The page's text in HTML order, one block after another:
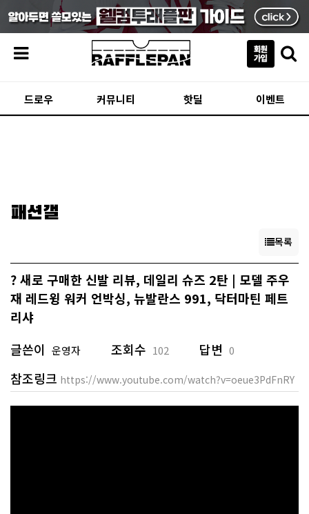
드로우 커뮤니티 핫딜 이벤트
패션갤
목록
? 새로 구매한 신발 리뷰, 데일리 슈즈 2탄 | 모델 주우
재 레드윙 워커 언박싱, 뉴발란스 991, 닥터마틴 페트
리샤
글쓴이 운영자 조회수 102 답변 0
참조링크 https://www.youtube.com/watch?v=oeue3PdFnRY